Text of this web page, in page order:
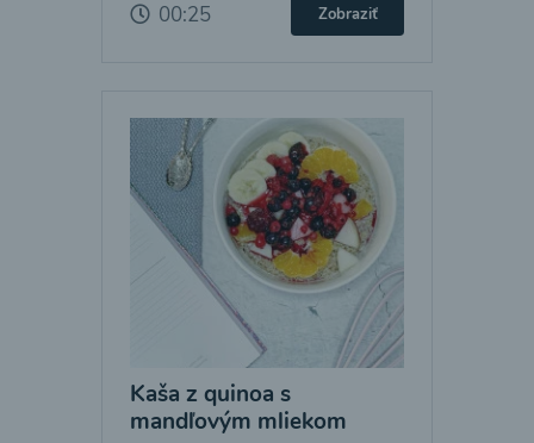
00:25 Zobraziť
Kaša z quinoa s
mandľovým mliekom